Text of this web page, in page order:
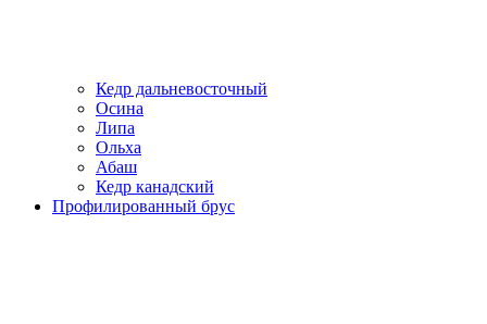
Кедр дальневосточный
Осина
Липа
Ольха
Абаш
Кедр канадский
Профилированный брус